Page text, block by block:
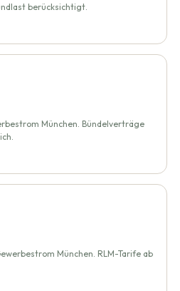
berücksichtigt.
München. Bündelverträge
München. RLM-Tarife ab